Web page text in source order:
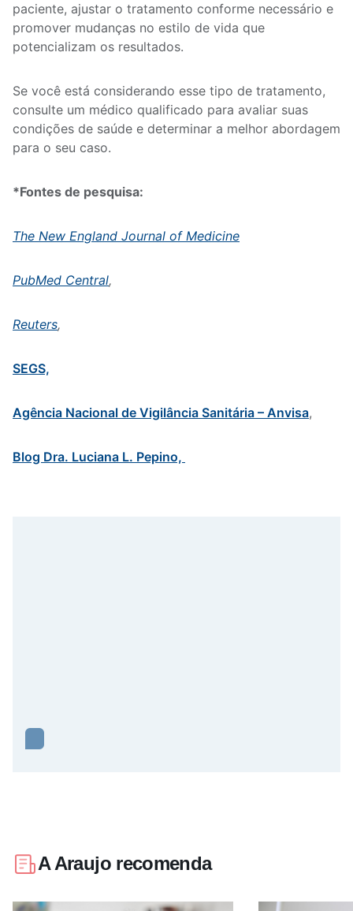
paciente, ajustar o tratamento conforme necessário e
promover mudanças no estilo de vida que
potencializam os resultados.
Se você está considerando esse tipo de tratamento,
consulte um médico qualificado para avaliar suas
condições de saúde e determinar a melhor abordagem
para o seu caso.
*Fontes de pesquisa:
The New England Journal of Medicine
PubMed Central,
Reuters,
SEGS,
Agência Nacional de Vigilância Sanitária – Anvisa,
Blog Dra. Luciana L. Pepino,
A Araujo recomenda